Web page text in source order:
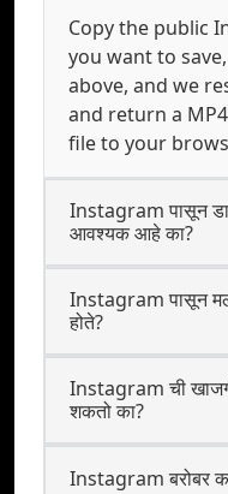
Copy the public
you want to
above, and we
and return a
file to your
Instagram पासून
आवश्यक आहे का?
Instagram पासून
होते?
Instagram ची
शकतो का?
Instagram बरोबर